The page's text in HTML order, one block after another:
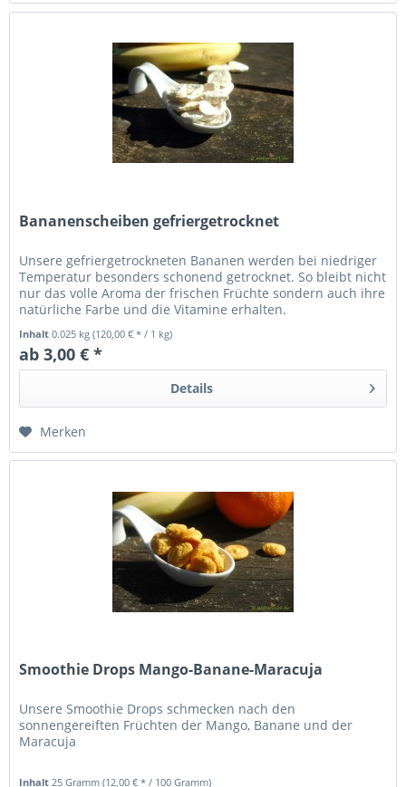
Bananenscheiben gefriergetrocknet
Unsere gefriergetrockneten Bananen werden bei niedriger
Temperatur besonders schonend getrocknet. So bleibt nicht
nur das volle Aroma der frischen Früchte sondern auch ihre
natürliche Farbe und die Vitamine erhalten.
Inhalt0.025 kg(120,00 € * / 1 kg)
ab 3,00 € *
Details
Merken
Smoothie Drops Mango-Banane-Maracuja
Unsere Smoothie Drops schmecken nach den
sonnengereiften Früchten der Mango, Banane und der
Maracuja
Inhalt25 Gramm(12,00 € * / 100 Gramm)